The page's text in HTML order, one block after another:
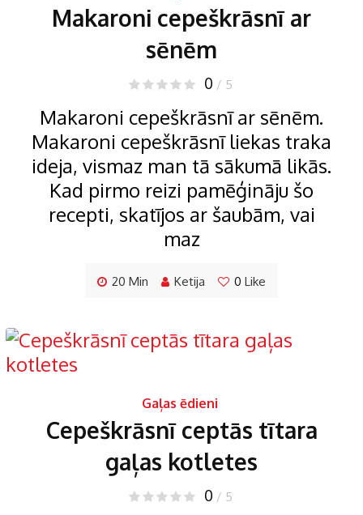
Makaroni cepeškrāsnī ar
sēnēm
0 / 5
Makaroni cepeškrāsnī ar sēnēm.
Makaroni cepeškrāsnī liekas traka
ideja, vismaz man tā sākumā likās.
Kad pirmo reizi pamēģināju šo
recepti, skatījos ar šaubām, vai
maz
20 Min Ketija 0 Like
Gaļas ēdieni
Cepeškrāsnī ceptās tītara
gaļas kotletes
0 / 5